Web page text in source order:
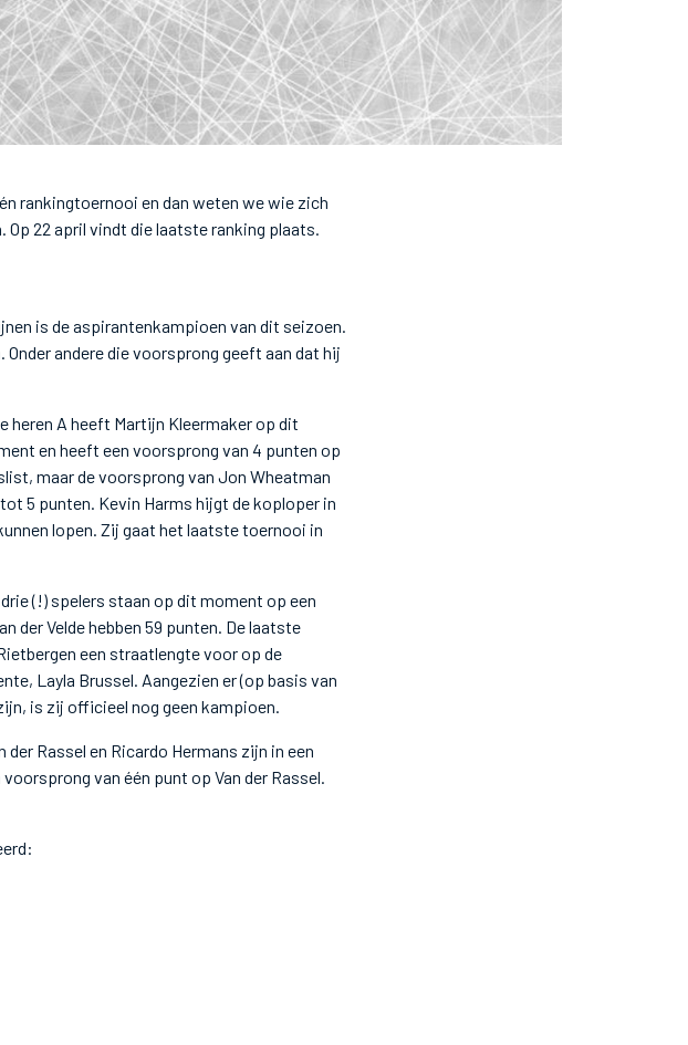
rankingtoernooi en dan weten we wie zich
22 april vindt die laatste ranking plaats.
is de aspirantenkampioen van dit seizoen.
andere die voorsprong geeft aan dat hij
A heeft Martijn Kleermaker op dit
en heeft een voorsprong van 4 punten op
maar de voorsprong van Jon Wheatman
5 punten. Kevin Harms hijgt de koploper in
lopen. Zij gaat het laatste toernooi in
(!) spelers staan op dit moment op een
der Velde hebben 59 punten. De laatste
een straatlengte voor op de
Layla Brussel. Aangezien er (op basis van
is zij officieel nog geen kampioen.
Rassel en Ricardo Hermans zijn in een
van één punt op Van der Rassel.